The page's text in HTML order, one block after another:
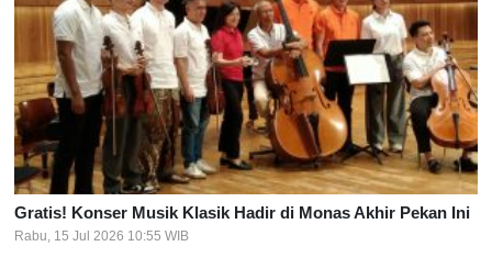
Gratis! Konser Musik Klasik Hadir di Monas Akhir Pekan Ini
Rabu, 15 Jul 2026 10:55 WIB